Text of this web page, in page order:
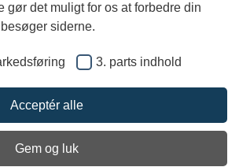
gør det muligt for os at forbedre din
siderne.
3. parts indhold
Acceptér alle
Gem og luk
nyt vikingeskib til